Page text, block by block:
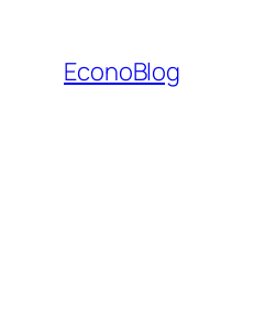
contenido
EconoBlog